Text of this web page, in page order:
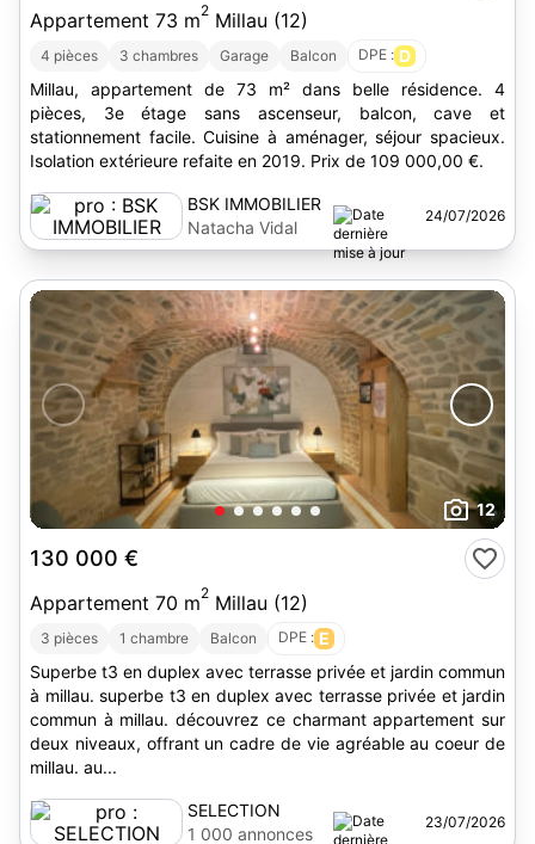
Appartement 73 m2 Millau (12)
4 pièces 3 chambres Garage Balcon DPE : D
Millau, appartement de 73 m² dans belle résidence. 4
pièces, 3e étage sans ascenseur, balcon, cave et
stationnement facile. Cuisine à aménager, séjour spacieux.
Isolation extérieure refaite en 2019. Prix de 109 000,00 €.
BSK IMMOBILIER
Natacha Vidal
24/07/2026
12
130 000 €
Appartement 70 m2 Millau (12)
3 pièces 1 chambre Balcon DPE : E
Superbe t3 en duplex avec terrasse privée et jardin commun
à millau. superbe t3 en duplex avec terrasse privée et jardin
commun à millau. découvrez ce charmant appartement sur
deux niveaux, offrant un cadre de vie agréable au coeur de
millau. au...
SELECTION
HABITAT
1 000 annonces
23/07/2026